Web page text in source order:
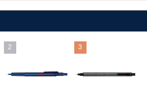
2 3